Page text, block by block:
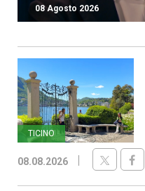
08 Agosto 2026
TICINO
08.08.2026